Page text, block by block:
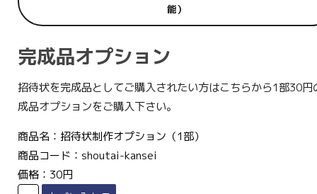
能）
完成品オプション
招待状を完成品としてご購入されたい方はこちらから1部30円
成品オプションをご購入下さい。
商品名：招待状制作オプション（1部）
商品コード：shoutai-kansei
価格：30円